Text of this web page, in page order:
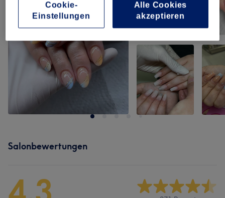
Salonbewertungen
Cookie-
Einstellungen
Alle Cookies
akzeptieren